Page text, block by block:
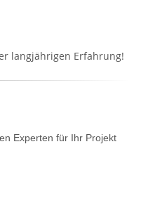
langjährigen Erfahrung!
Experten für Ihr Projekt